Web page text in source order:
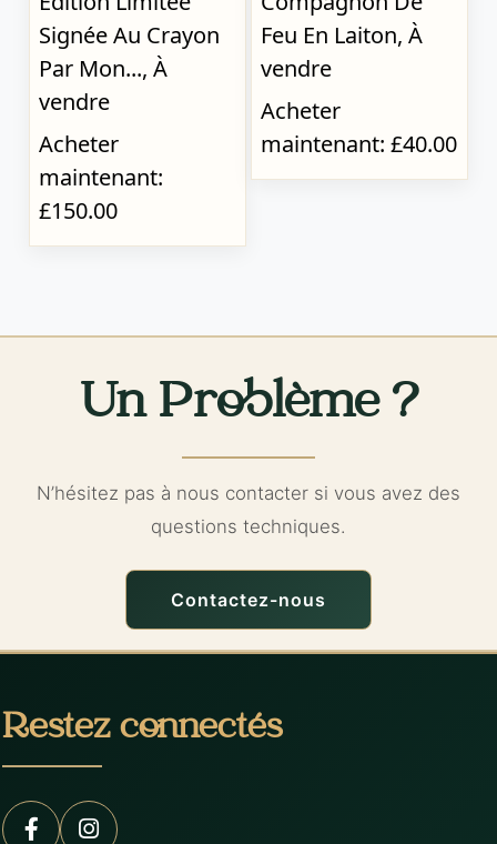
Signée Au Crayon
Par Mon..., À
vendre
Acheter
maintenant:
£150.00
Feu En Laiton, À
vendre
Acheter
maintenant: £40.00
Un Problème ?
N’hésitez pas à nous contacter si vous avez des
questions techniques.
Contactez-nous
Restez connectés